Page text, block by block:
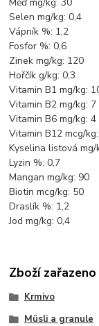
Selen mg/kg: 0,4
Vápník %: 1,2
Fosfor %: 0,6
Zinek mg/kg: 120
Hořčík g/kg: 0,3
Vitamin B1 mg/kg:
Vitamin B2 mg/kg: 7
Vitamin B6 mg/kg: 4
Vitamin B12 mcg/
Kyselina listová mg/
Lyzin %: 0,7
Mangan mg/kg: 90
Biotin mcg/kg: 50
Draslík %: 1,2
Jod mg/kg: 0,4
Zboží
Krmivo
Müsli a granule